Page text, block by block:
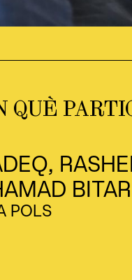
QUÈ
POLS